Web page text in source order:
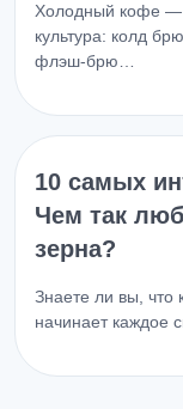
Холодный кофе —
культура: колд
флэш-брю…
10 самых
Чем так
зерна?
Знаете ли вы, что
начинает каждое